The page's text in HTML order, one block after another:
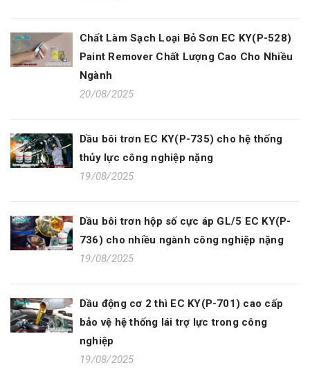
Chất Làm Sạch Loại Bỏ Sơn EC KY(P-528)
Paint Remover Chất Lượng Cao Cho Nhiều
Ngành
20/08/2025
Dầu bôi trơn EC KY(P-735) cho hệ thống
thủy lực công nghiệp nặng
19/08/2025
Dầu bôi trơn hộp số cực áp GL/5 EC KY(P-
736) cho nhiều ngành công nghiệp nặng
19/08/2025
Dầu động cơ 2 thì EC KY(P-701) cao cấp
bảo vệ hệ thống lái trợ lực trong công
nghiệp
19/08/2025